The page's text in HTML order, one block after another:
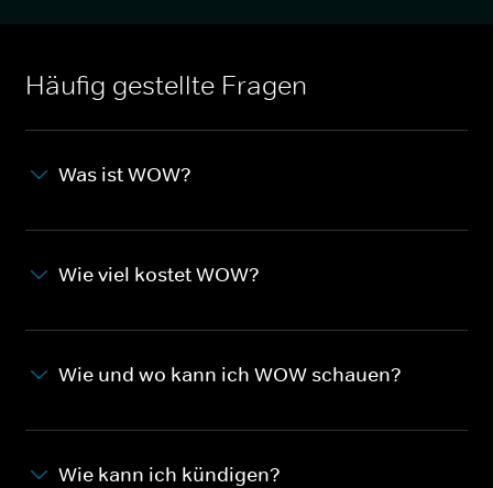
Häufig gestellte Fragen
Was ist WOW?
Wie viel kostet WOW?
Wie und wo kann ich WOW schauen?
Wie kann ich kündigen?